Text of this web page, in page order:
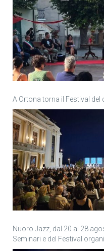
A Ortona torna il Festival del
Nuoro Jazz, dal 20 al 28
Seminari e del Festival